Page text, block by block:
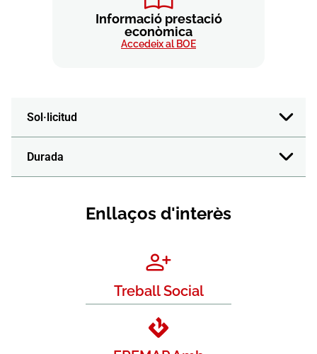
Informació prestació
econòmica
Accedeix al BOE
Sol·licitud
Durada
Enllaços d'interès
Treball Social